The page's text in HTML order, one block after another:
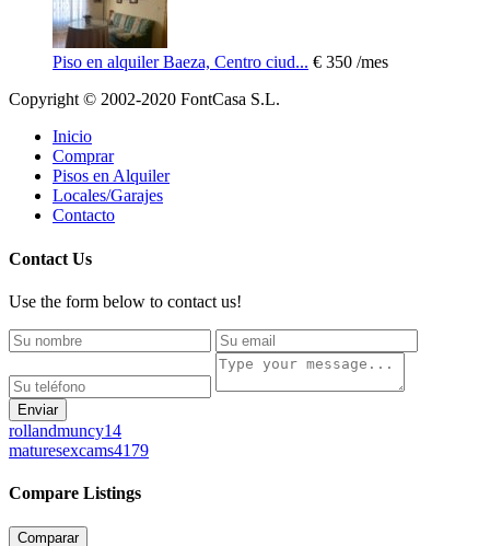
Piso en alquiler Baeza, Centro ciud... € 350 /mes
Copyright © 2002-2020 FontCasa S.L.
Inicio
Comprar
Pisos en Alquiler
Locales/Garajes
Contacto
Contact Us
Use the form below to contact us!
Enviar
rollandmuncy14
maturesexcams4179
Compare Listings
Comparar